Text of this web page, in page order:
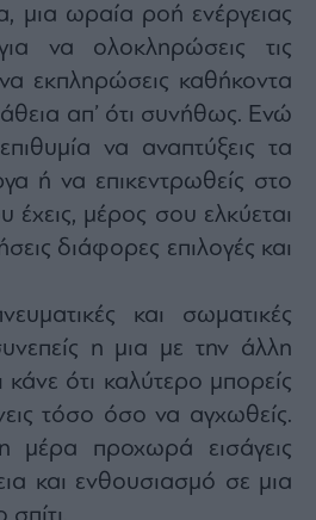
μια ωραία ροή ενέργειας
να ολοκληρώσεις τις
εκπληρώσεις καθήκοντα
απ’ ότι συνήθως. Ενώ
να αναπτύξεις τα
ή να επικεντρωθείς στο
έχεις, μέρος σου ελκύεται
διάφορες επιλογές και
και σωματικές
η μια με την άλλη
ότι καλύτερο μπορείς
τόσο όσο να αγχωθείς.
μέρα προχωρά εισάγεις
και ενθουσιασμό σε μια